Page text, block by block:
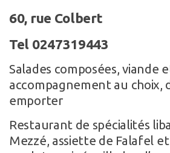
60, rue Colbert
Tel 0247319443
Salades composées, viande
accompagnement au choix,
emporter
Restaurant de spécialités
Mezzé, assiette de Falafel